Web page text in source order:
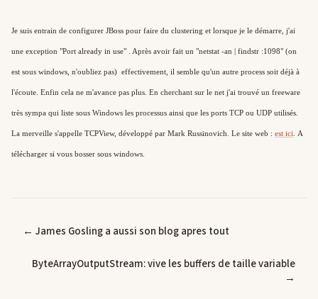
Je suis entrain de configurer JBoss pour faire du clustering et lorsque je le démarre, j'ai
une exception "Port already in use" . Après avoir fait un "netstat -an | findstr :1098" (on
est sous windows, n'oubliez pas)  effectivement, il semble qu'un autre process soit déjà à
l'écoute. Enfin cela ne m'avance pas plus. En cherchant sur le net j'ai trouvé un freeware
très sympa qui liste sous Windows les processus ainsi que les ports TCP ou UDP utilisés.
La merveille s'appelle TCPView, développé par Mark Russinovich. Le site web : est ici A
télécharger si vous bosser sous windows.
← James Gosling a aussi son blog apres tout
ByteArrayOutputStream: vive les buffers de taille variable
→